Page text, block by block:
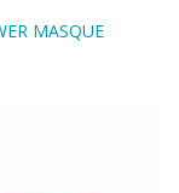
MASQUE